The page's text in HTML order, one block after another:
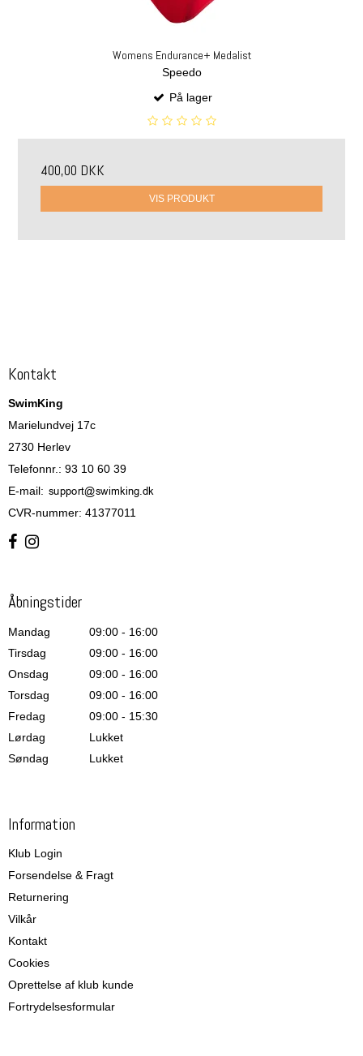
Womens Endurance+ Medalist
Speedo
På lager
400,00 DKK
VIS PRODUKT
Kontakt
SwimKing
Marielundvej 17c
2730 Herlev
Telefonnr.: 93 10 60 39
E-mail:
CVR-nummer: 41377011
Åbningstider
Mandag
09:00 - 16:00
Tirsdag
09:00 - 16:00
Onsdag
09:00 - 16:00
Torsdag
09:00 - 16:00
Fredag
09:00 - 15:30
Lørdag
Lukket
Søndag
Lukket
Information
Klub Login
Forsendelse & Fragt
Returnering
Vilkår
Kontakt
Cookies
Oprettelse af klub kunde
Fortrydelsesformular